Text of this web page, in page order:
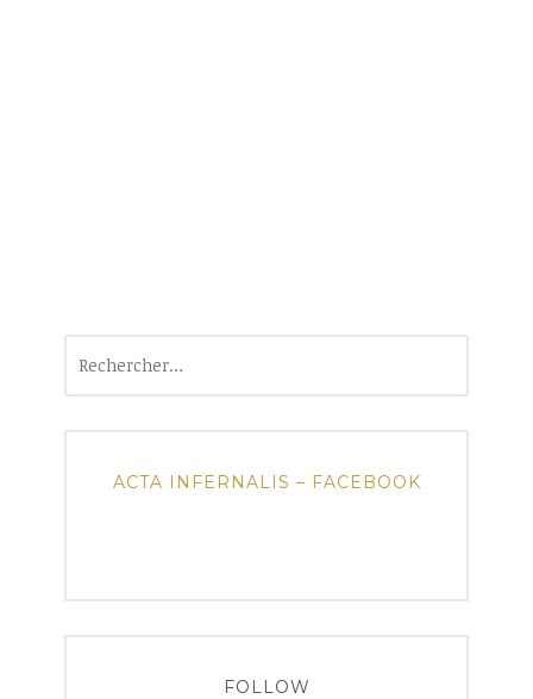
ACTA INFERNALIS – FACEBOOK
FOLLOW